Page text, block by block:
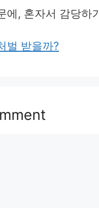
에, 혼자서 감당하
벌 받을까?